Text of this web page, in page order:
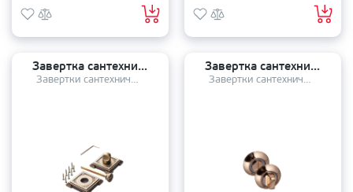
Завертка сантехническая RENZ BK 19 BIG MAB
Завертки сантехнические
Завертка сантехническая PALIDORE OL PB
Завертки сантехнические